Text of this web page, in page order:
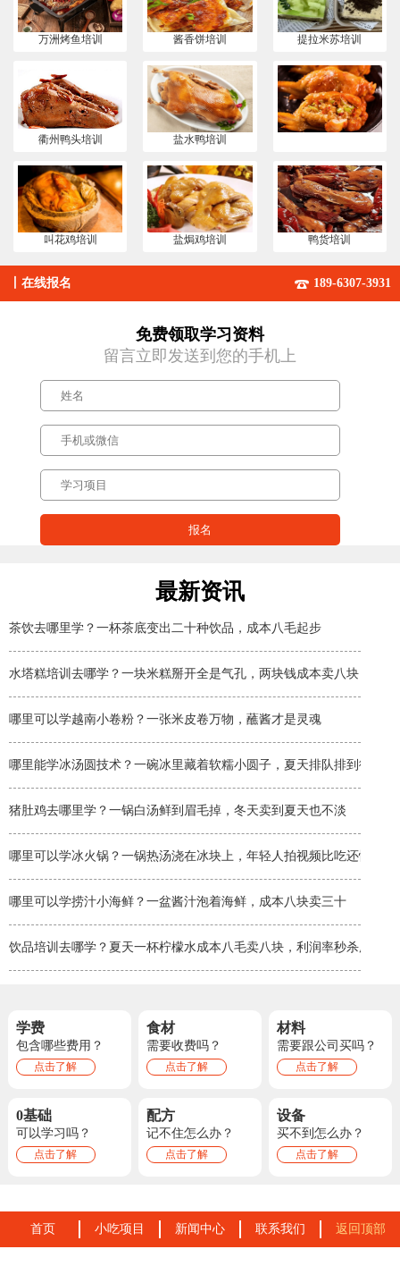
万洲烤鱼培训 酱香饼培训 提拉米苏培训
衢州鸭头培训 盐水鸭培训
叫花鸡培训 盐焗鸡培训 鸭货培训
在线报名 189-6307-3931
免费领取学习资料
留言立即发送到您的手机上
最新资讯
茶饮去哪里学？一杯茶底变出二十种饮品，成本八毛起步
水塔糕培训去哪学？一块米糕掰开全是气孔，两块钱成本卖八块
哪里可以学越南小卷粉？一张米皮卷万物，蘸酱才是灵魂
哪里能学冰汤圆技术？一碗冰里藏着软糯小圆子，夏天排队排到街角
猪肚鸡去哪里学？一锅白汤鲜到眉毛掉，冬天卖到夏天也不淡
哪里可以学冰火锅？一锅热汤浇在冰块上，年轻人拍视频比吃还忙
哪里可以学捞汁小海鲜？一盆酱汁泡着海鲜，成本八块卖三十
饮品培训去哪学？夏天一杯柠檬水成本八毛卖八块，利润率秒杀所有小
学费
包含哪些费用？
点击了解
食材
需要收费吗？
点击了解
材料
需要跟公司买吗？
点击了解
0基础
可以学习吗？
点击了解
配方
记不住怎么办？
点击了解
设备
买不到怎么办？
点击了解
首页 小吃项目 新闻中心 联系我们 返回顶部